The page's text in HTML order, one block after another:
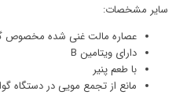
سایر مشخصات:
عصاره مالت غنی شده مخصوص
دارای ویتامین B
با طعم پنیر
مانع از تجمع مویی در دستگاه